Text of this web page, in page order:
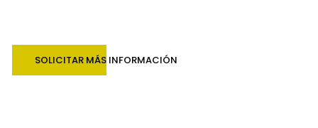
SOLICITAR MÁS INFORMACIÓN